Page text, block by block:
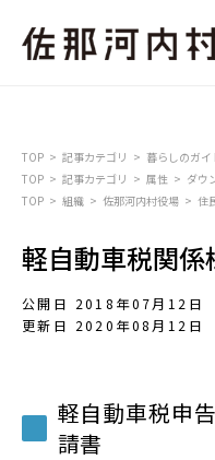
TOP 記事カテゴリ 暮らしのガイ
TOP
記事カテゴリ 属性
ダウ
TOP
組織 佐那河内村役場 住
軽自動車税関
公開日 2018年07月12日
更新日 2020年08月12日
軽自動車税申
請書